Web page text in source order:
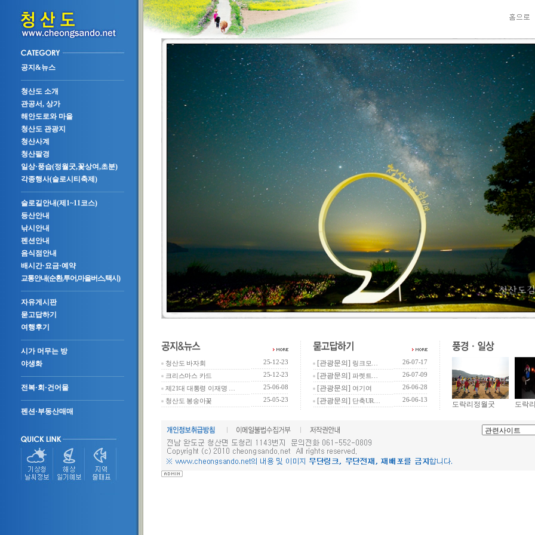
공지&뉴스
청산도 소개
관공서, 상가
해안도로와 마을
청산도 관광지
청산사계
청산팔경
일상·풍습(정월굿,꽃상여,초분)
각종행사(슬로시티축제)
슬로길안내(제1~11코스)
등산안내
낚시안내
펜션안내
음식점안내
배시간·요금·예약
교통안내(순환,투어,마을버스,택시)
자유게시판
묻고답하기
여행후기
시가 머무는 방
야생화
전복·회·건어물
펜션·부동산매매
청산도 바자회
25-12-23
크리스마스 카드
25-12-23
제21대 대통령 이재명 …
25-06-08
청산도 봉숭아꽃
25-05-23
[관광문의] 링크모… 26-07-17
[관광문의] 파렛트… 26-07-09
[관광문의] 여기여 26-06-28
[관광문의] 단축UR… 26-06-13
도락리정월굿 도락